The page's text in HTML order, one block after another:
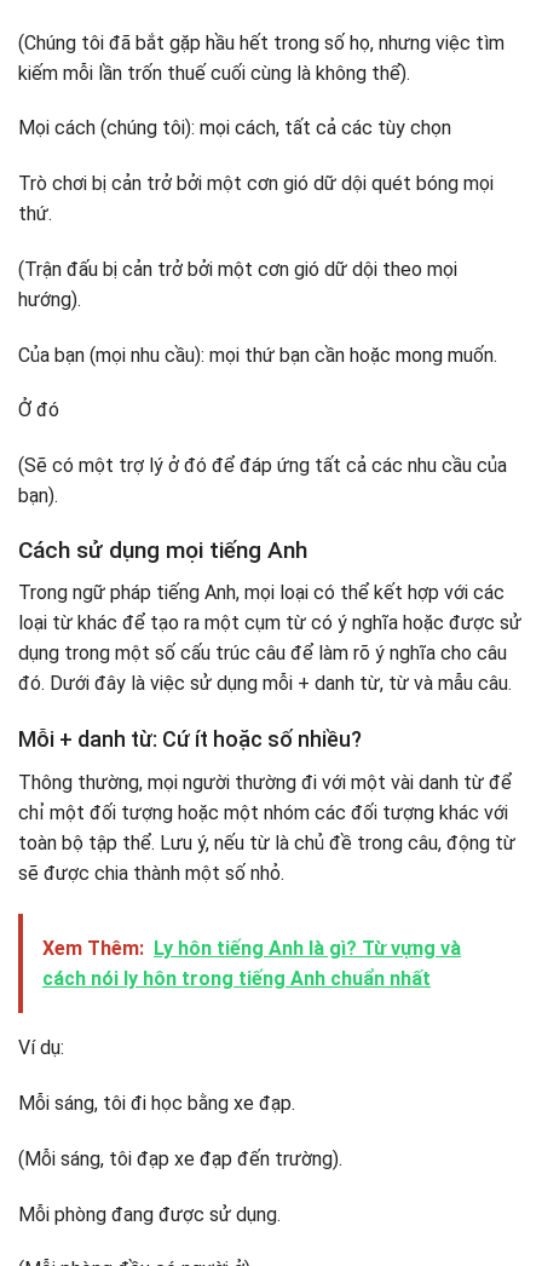
(Chúng tôi đã bắt gặp hầu hết trong số họ, nhưng việc tìm
kiếm mỗi lần trốn thuế cuối cùng là không thể).
Mọi cách (chúng tôi): mọi cách, tất cả các tùy chọn
Trò chơi bị cản trở bởi một cơn gió dữ dội quét bóng mọi
thứ.
(Trận đấu bị cản trở bởi một cơn gió dữ dội theo mọi
hướng).
Của bạn (mọi nhu cầu): mọi thứ bạn cần hoặc mong muốn.
Ở đó
(Sẽ có một trợ lý ở đó để đáp ứng tất cả các nhu cầu của
bạn).
Cách sử dụng mọi tiếng Anh
Trong ngữ pháp tiếng Anh, mọi loại có thể kết hợp với các
loại từ khác để tạo ra một cụm từ có ý nghĩa hoặc được sử
dụng trong một số cấu trúc câu để làm rõ ý nghĩa cho câu
đó. Dưới đây là việc sử dụng mỗi + danh từ, từ và mẫu câu.
Mỗi + danh từ: Cứ ít hoặc số nhiều?
Thông thường, mọi người thường đi với một vài danh từ để
chỉ một đối tượng hoặc một nhóm các đối tượng khác với
toàn bộ tập thể. Lưu ý, nếu từ là chủ đề trong câu, động từ
sẽ được chia thành một số nhỏ.
Xem Thêm: Ly hôn tiếng Anh là gì? Từ vựng và
cách nói ly hôn trong tiếng Anh chuẩn nhất
Ví dụ:
Mỗi sáng, tôi đi học bằng xe đạp.
(Mỗi sáng, tôi đạp xe đạp đến trường).
Mỗi phòng đang được sử dụng.